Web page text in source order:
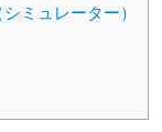
ミュレーター）